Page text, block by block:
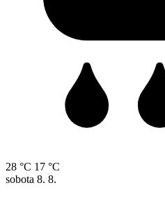
28 °C 17 °C
sobota 8. 8.